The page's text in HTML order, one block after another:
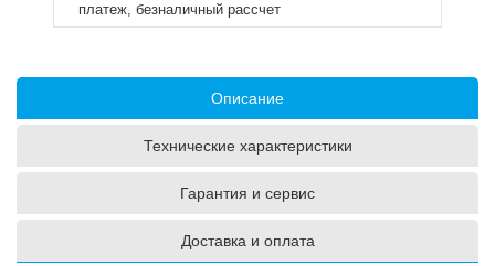
платеж, безналичный рассчет
Описание
Технические характеристики
Гарантия и сервис
Доставка и оплата